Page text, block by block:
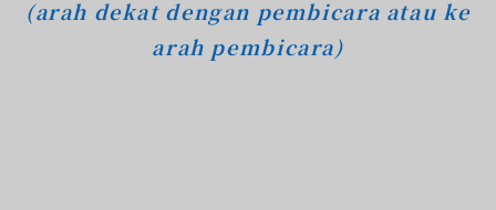
(arah dekat dengan pembicara atau ke
arah pembicara)